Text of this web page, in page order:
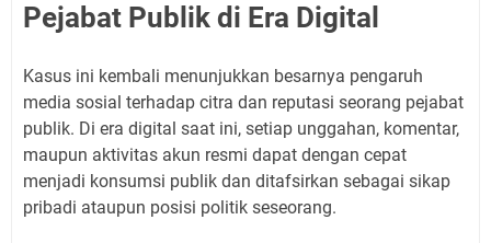
Pejabat Publik di Era Digital
Kasus ini kembali menunjukkan besarnya pengaruh
media sosial terhadap citra dan reputasi seorang pejabat
publik. Di era digital saat ini, setiap unggahan, komentar,
maupun aktivitas akun resmi dapat dengan cepat
menjadi konsumsi publik dan ditafsirkan sebagai sikap
pribadi ataupun posisi politik seseorang.